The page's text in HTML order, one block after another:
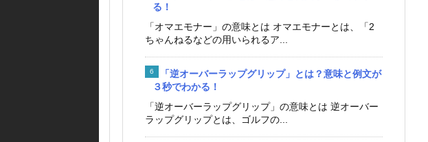
る！
「オマエモナー」の意味とは オマエモナーとは、「2
ちゃんねるなどの用いられるア...
「逆オーバーラップグリップ」とは？意味と例文が
３秒でわかる！
「逆オーバーラップグリップ」の意味とは 逆オーバー
ラップグリップとは、ゴルフの...